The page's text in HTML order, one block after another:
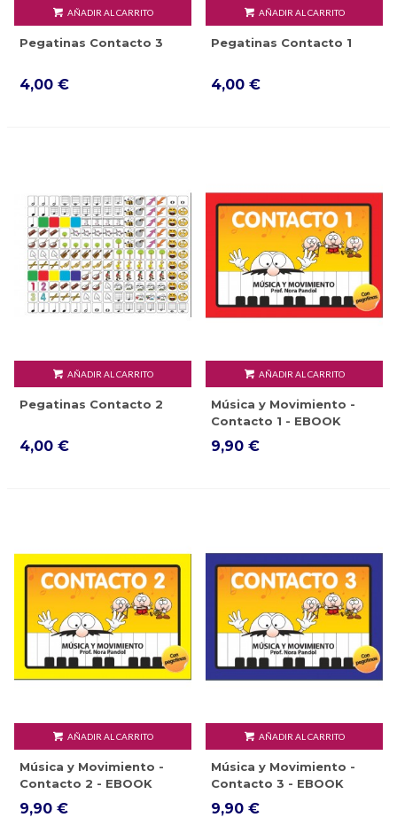
AÑADIR AL CARRITO
Pegatinas Contacto 3
4,00 €
AÑADIR AL CARRITO
Pegatinas Contacto 1
4,00 €
AÑADIR AL CARRITO
Pegatinas Contacto 2
4,00 €
AÑADIR AL CARRITO
Música y Movimiento -
Contacto 1 - EBOOK
9,90 €
AÑADIR AL CARRITO
Música y Movimiento -
Contacto 2 - EBOOK
9,90 €
AÑADIR AL CARRITO
Música y Movimiento -
Contacto 3 - EBOOK
9,90 €